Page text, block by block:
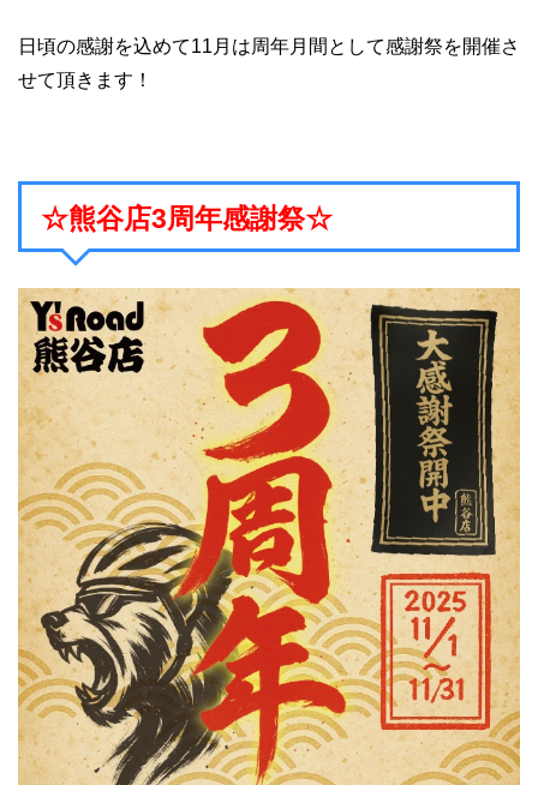
日頃の感謝を込めて11月は周年月間として感謝祭を開催さ
せて頂きます！
☆熊谷店3周年感謝祭☆